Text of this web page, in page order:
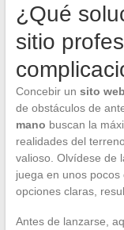
¿Qué
sitio
Concebir un sito
de obstáculos de
mano buscan la
realidades del
valioso. Olvídese de
juega en unos pocos
opciones claras,
Antes de lanzarse,